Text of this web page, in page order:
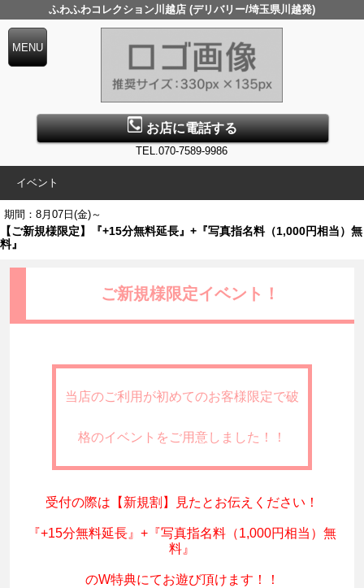
ふわふわコレクション川越店 (デリバリー/埼玉県川越発)
お店に電話する
TEL.070-7589-9986
イベント
期間：8月07日(金)～
【ご新規様限定】『+15分無料延長』+『写真指名料（1,000円相当）無
料』
ご新規様限定イベント！
当店のご利用が初めてのお客様限定で破
格のイベントをご用意しました！！
受付の際は【新規割】見たとお伝えください！
『+15分無料延長』+『写真指名料（1,000円相当）無
料』
のW特典にてお遊び頂けます！！